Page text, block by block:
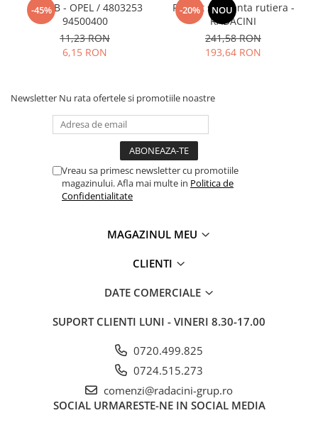
-45%
SURUB - OPEL / 4803253
94500400
11,23 RON
6,15 RON
-20% NOU
Pachet siguranta rutiera -
RADACINI
241,58 RON
193,64 RON
Newsletter Nu rata ofertele si promotiile noastre
Vreau sa primesc newsletter cu promotiile
magazinului. Afla mai multe in Politica de
Confidentialitate
MAGAZINUL MEU
CLIENTI
DATE COMERCIALE
SUPORT CLIENTI LUNI - VINERI 8.30-17.00
0720.499.825
0724.515.273
comenzi@radacini-grup.ro
SOCIAL URMARESTE-NE IN SOCIAL MEDIA